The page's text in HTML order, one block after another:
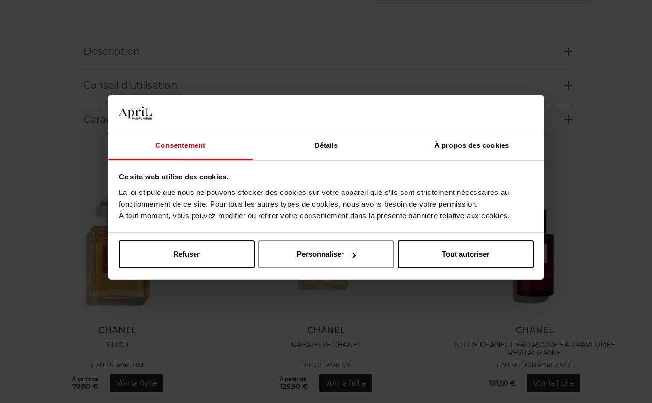
Consentement Détails À propos des cookies
Ce site web utilise des cookies.
La loi stipule que nous ne pouvons stocker des cookies sur votre appareil que s’ils sont strictement nécessaires au
fonctionnement de ce site. Pour tous les autres types de cookies, nous avons besoin de votre permission.
À tout moment, vous pouvez modifier ou retirer votre consentement dans la présente bannière relative aux cookies.
Refuser Personnaliser Tout autoriser
Description
Conseil d'utilisation
Caractéristiques
Vous aimerez peut-être
CHANEL
COCO
EAU DE PARFUM
À partir de
79,50 € Voir la fiche
CHANEL
GABRIELLE CHANEL
EAU DE PARFUM
À partir de
125,90 € Voir la fiche
CHANEL
N°1 DE CHANEL L'EAU ROUGE EAU PARFUMÉE
REVITALISANTE
EAU DE SOIN PARFUMÉE
131,50 € Voir la fiche